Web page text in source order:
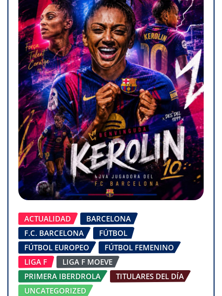
ACTUALIDAD
BARCELONA
F.C. BARCELONA
FÚTBOL
FÚTBOL EUROPEO
FÚTBOL FEMENINO
LIGA F
LIGA F MOEVE
PRIMERA IBERDROLA
TITULARES DEL DÍA
UNCATEGORIZED